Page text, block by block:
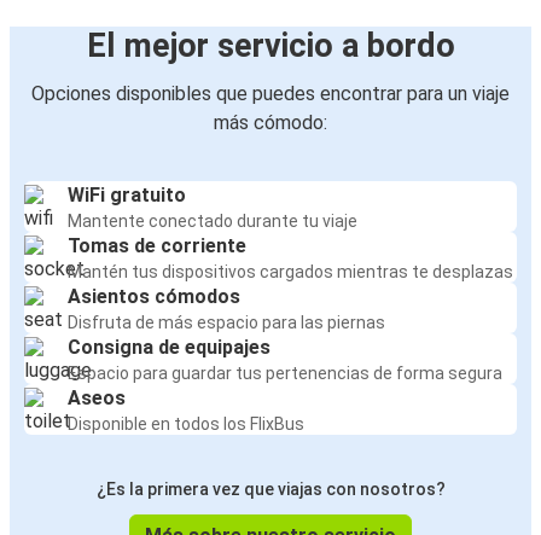
El mejor servicio a bordo
Opciones disponibles que puedes encontrar para un viaje
más cómodo:
WiFi gratuito
Mantente conectado durante tu viaje
Tomas de corriente
Mantén tus dispositivos cargados mientras te desplazas
Asientos cómodos
Disfruta de más espacio para las piernas
Consigna de equipajes
Espacio para guardar tus pertenencias de forma segura
Aseos
Disponible en todos los FlixBus
¿Es la primera vez que viajas con nosotros?